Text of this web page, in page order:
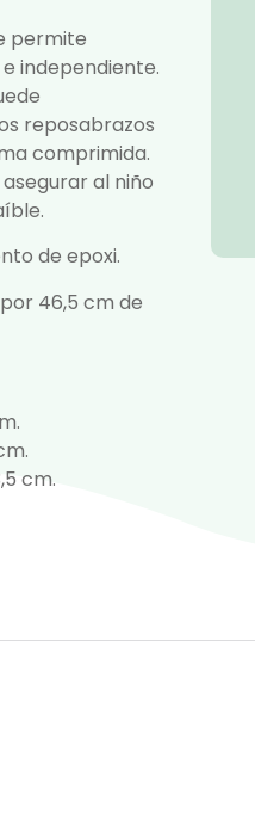
permite
independiente.
reposabrazos
comprimida.
al niño
de epoxi.
46,5 cm de
cm.